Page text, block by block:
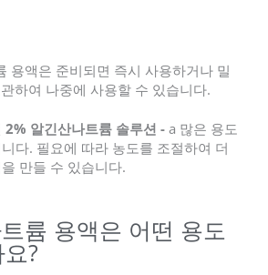
용액은 준비되면 즉시 사용하거나 밀
하여 나중에 사용할 수 있습니다.
2% 알긴산나트륨 솔루션 - a 많은 용도
다. 필요에 따라 농도를 조절하여 더
만들 수 있습니다.
륨 용액은 어떤 용도
?